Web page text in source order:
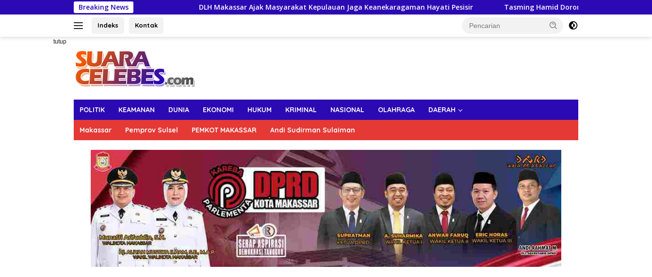
ke
Breaking News DLH Makassar Ajak Masyarakat Kepulauan Jaga Keanekaragaman Hayati Pesisir Tasming Hamid Dorong Peningkatan Literasi
Indeks Kontak
tutup
POLITIK KEAMANAN DUNIA EKONOMI HUKUM KRIMINAL NASIONAL OLAHRAGA DAERAH
Makassar Pemprov Sulsel PEMKOT MAKASSAR Andi Sudirman Sulaiman